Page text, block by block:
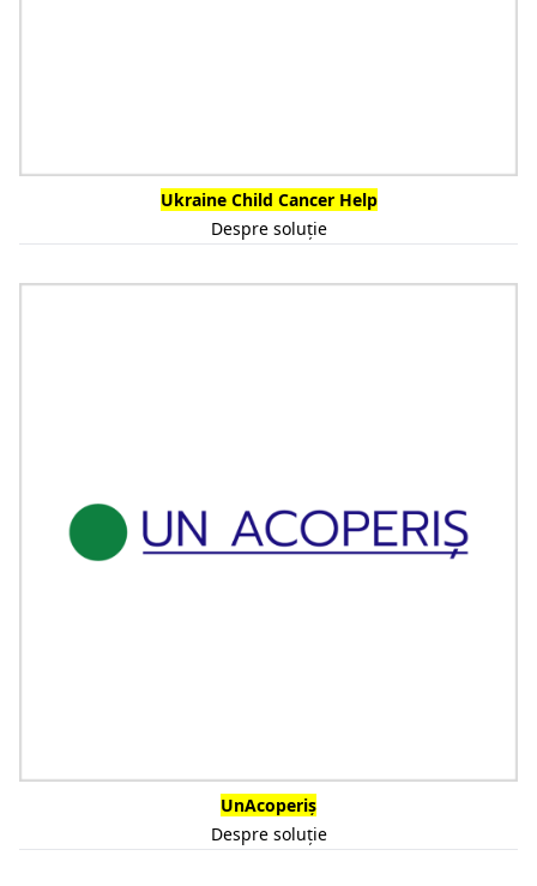
Ukraine Child Cancer Help
Despre soluție
UnAcoperiș
Despre soluție